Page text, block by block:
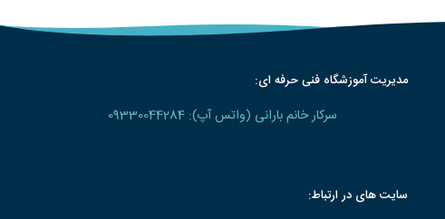
مدیریت آموزشگاه فنی حرفه ای:
سرکار خانم بارانی (واتس آپ): 09330044284
سایت های در ارتباط: